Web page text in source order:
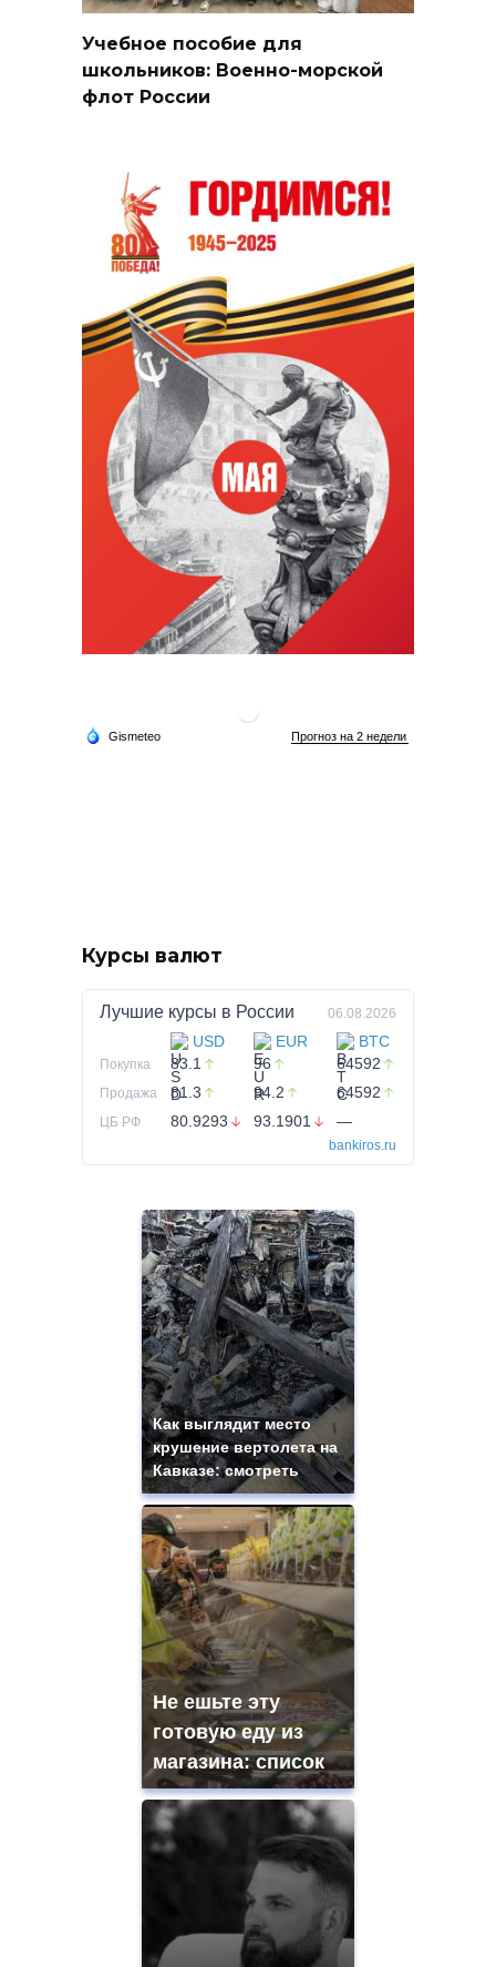
Учебное пособие для
школьников: Военно-морской
флот России
Курсы валют
Лучшие курсы в России 06.08.2026
USD EUR BTC
Покупка 83.1 96 64592
Продажа 81.3 94.2 64592
ЦБ РФ 80.9293 93.1901 —
bankiros.ru
Как выглядит место
крушение вертолета на
Кавказе: смотреть
Не ешьте эту
готовую еду из
магазина: список